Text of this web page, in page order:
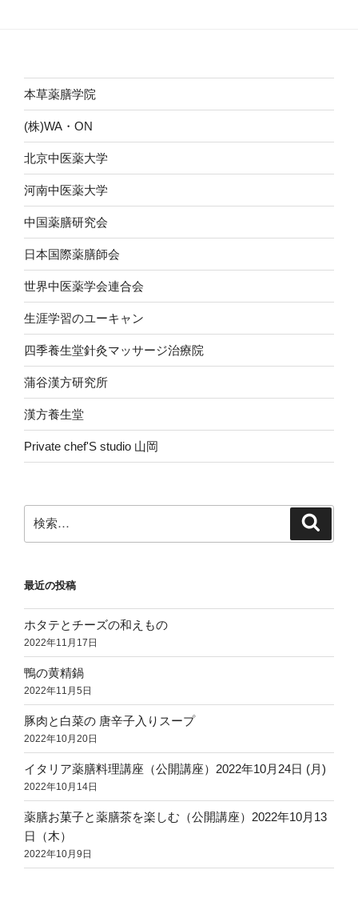
本草薬膳学院
(株)WA・ON
北京中医薬大学
河南中医薬大学
中国薬膳研究会
日本国際薬膳師会
世界中医薬学会連合会
生涯学習のユーキャン
四季養生堂針灸マッサージ治療院
蒲谷漢方研究所
漢方養生堂
Private chef'S studio 山岡
索:
最近の投稿
ホタテとチーズの和えもの
2022年11月17日
鴨の黄精鍋
2022年11月5日
豚肉と白菜の 唐辛子入りスープ
2022年10月20日
イタリア薬膳料理講座（公開講座）2022年10月24日 (月)
2022年10月14日
薬膳お菓子と薬膳茶を楽しむ（公開講座）2022年10月13
日（木）
2022年10月9日